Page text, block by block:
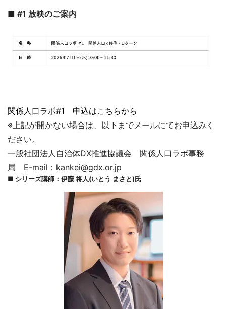
■ #1 放映のご案内
関係人口ラボ#1 申込はこちらから
※上記が開かない場合は、以下までメールにてお申込みく
ださい。
一般社団法人自治体DX推進協議会 関係人口ラボ事務
局 E-mail：kankei@gdx.or.jp
■ シリーズ講師：伊藤 将人(いとう まさと)氏